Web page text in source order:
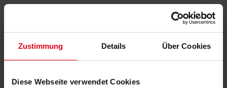
Zustimmung Details Über Cookies
Diese Webseite verwendet Cookies